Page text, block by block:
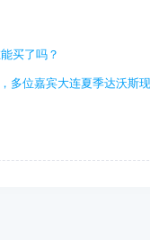
买了吗？
多位嘉宾大连夏季达沃斯